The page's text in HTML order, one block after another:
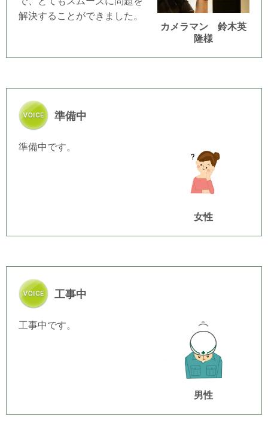
カメラマン 鈴木英
隆様
解決することができました。
準備中
女性
準備中です。
工事中
男性
工事中です。